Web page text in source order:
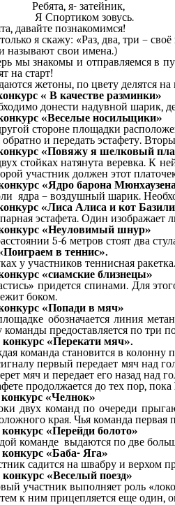
я- затейник,
зовусь.
давайте познакомимся!
я скажу: «Раз, два, три –
называют свои имена.)
мы знакомы и отправляемся в
на старт!
жетоны, по цвету делятся
« В качестве разминки»
донести надувной шарик,
«Веселые носильщики»
стороне площадки
обратно и передать эстафету.
«Повяжу я шелковый
стойках натянута веревка. К
участник должен этот
«Ядро барона
ядра – воздушный шарик.
«Лиса Алиса и кот
эстафета. Один изображает
«Неуловимый шнур»
5-6 метров стоят два
в теннис».
у участников теннисная
«сиамские близнецы»
придется спинами. Для
боком.
«Попади в мяч»
обозначается линия
команды предоставляется по три
конкурс «Перекати мяч».
команда становится в
первый передает мяч над
мяч и передает его назад над
продолжается до тех пор,
конкурс «Челнок»
двух команд по очереди
края. Чья команда первая
конкурс «Перейди болото»
команде выдаются по две
конкурс «Баба- Яга»
садится на швабру и верхом
конкурс «Веселый поезд»
участник выполняет роль
к ним прицепляется еще один,